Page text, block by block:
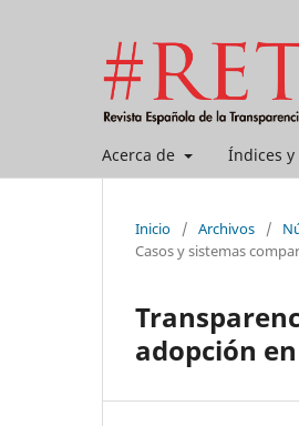
Acerca de Índices
Inicio / Archivos /
Casos y sistemas
adopción